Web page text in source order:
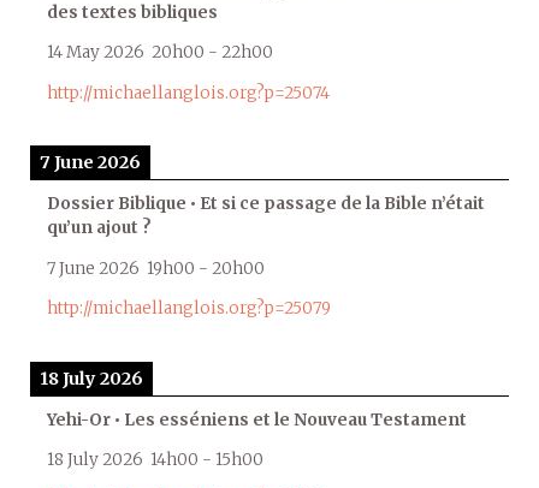
des textes bibliques
14 May 2026 20h00 - 22h00
http://michaellanglois.org?p=25074
7 June 2026
Dossier Biblique • Et si ce passage de la Bible n’était
qu’un ajout ?
7 June 2026 19h00 - 20h00
http://michaellanglois.org?p=25079
18 July 2026
Yehi-Or • Les esséniens et le Nouveau Testament
18 July 2026 14h00 - 15h00